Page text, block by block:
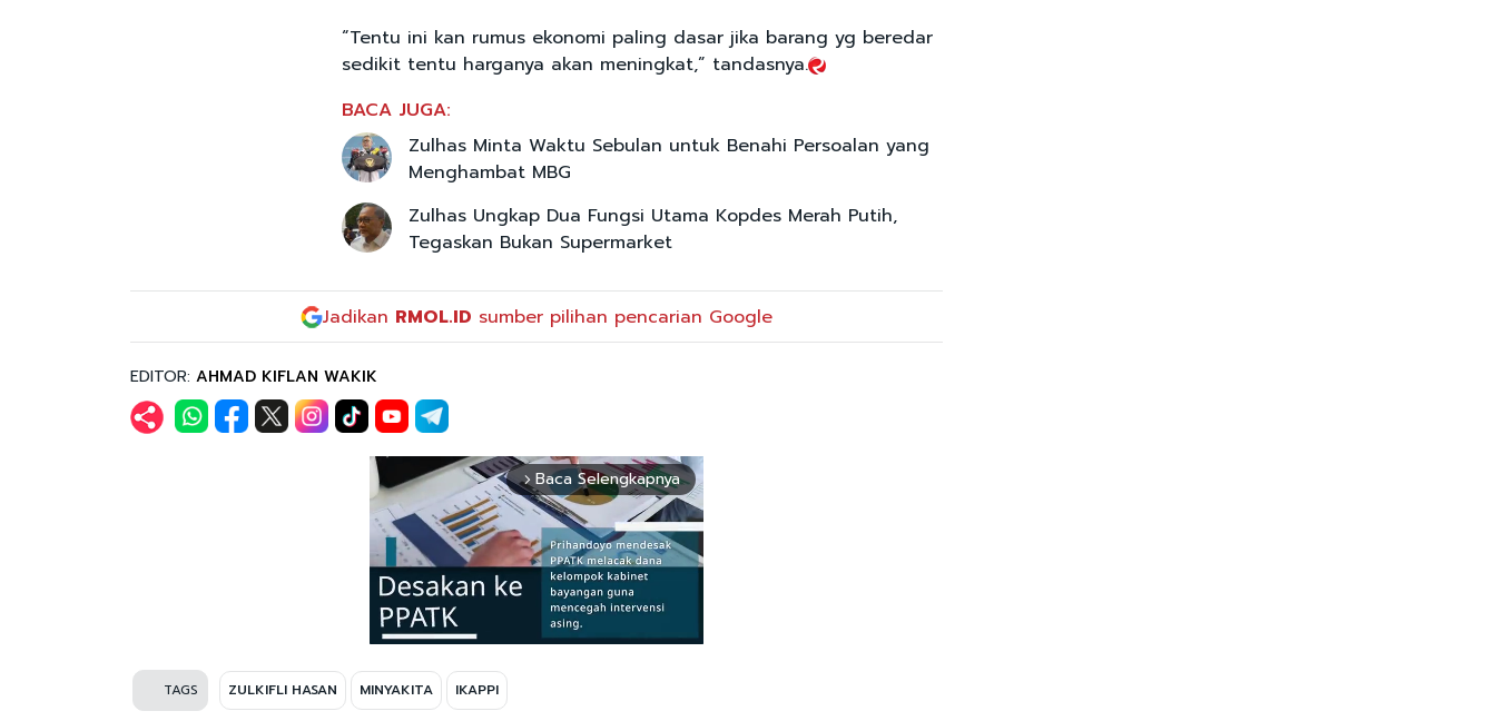
“Tentu ini kan rumus ekonomi paling dasar jika barang yg beredar
sedikit tentu harganya akan meningkat,” tandasnya.
BACA JUGA:
Zulhas Minta Waktu Sebulan untuk Benahi Persoalan yang
Menghambat MBG
Zulhas Ungkap Dua Fungsi Utama Kopdes Merah Putih,
Tegaskan Bukan Supermarket
Jadikan RMOL.ID sumber pilihan pencarian Google
EDITOR: AHMAD KIFLAN WAKIK
arrow_forward_ios Baca Selengkapnya
TAGS ZULKIFLI HASAN MINYAKITA IKAPPI